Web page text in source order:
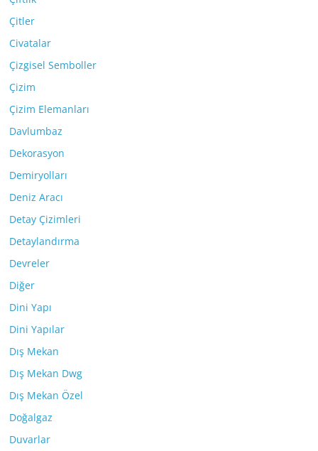
Çitler
Civatalar
Çizgisel Semboller
Çizim
Çizim Elemanları
Davlumbaz
Dekorasyon
Demiryolları
Deniz Aracı
Detay Çizimleri
Detaylandırma
Devreler
Diğer
Dini Yapı
Dini Yapılar
Dış Mekan
Dış Mekan Dwg
Dış Mekan Özel
Doğalgaz
Duvarlar